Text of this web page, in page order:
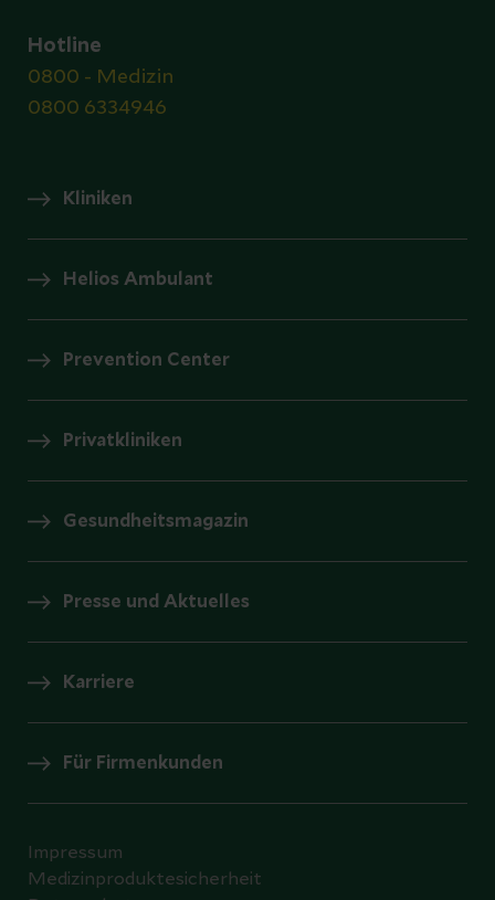
Hotline
0800 - Medizin
0800 6334946
Kliniken
Helios Ambulant
Prevention Center
Privatkliniken
Gesundheitsmagazin
Presse und Aktuelles
Karriere
Für Firmenkunden
Impressum
Medizinproduktesicherheit